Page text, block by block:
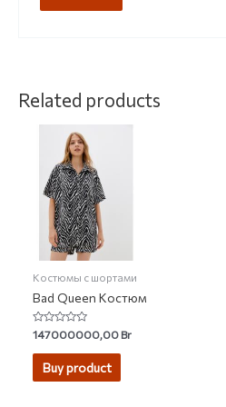
Related products
Костюмы с шортами
Bad Queen Костюм
Rated
0
out
147000000,00Br
Buy product